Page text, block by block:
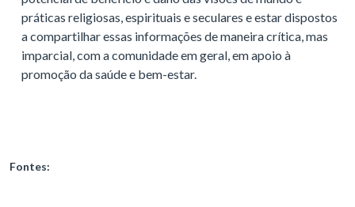
práticas religiosas, espirituais e seculares e estar dispostos
a compartilhar essas informações de maneira crítica, mas
imparcial, com a comunidade em geral, em apoio à
promoção da saúde e bem-estar.
Fontes: